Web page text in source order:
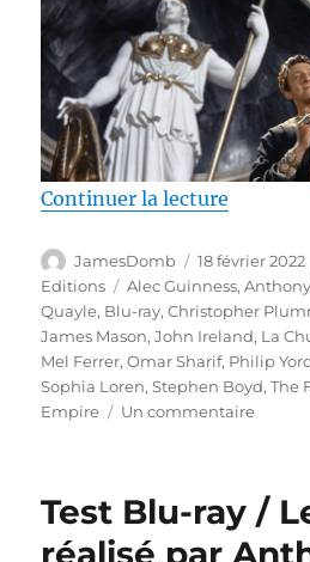
Continuer la lecture
Auteur
JamesDomb
Publié
le
18 février 2022
Editions
Étiquettes
Alec Guinness,
Quayle, Blu-ray,Christopher
James Mason,John Ireland, La
Mel Ferrer,Omar Sharif, Philip
Sophia Loren,Stephen Boyd,The
Empire
Un commentairesur
/
Test Blu-ray /
réalisé par